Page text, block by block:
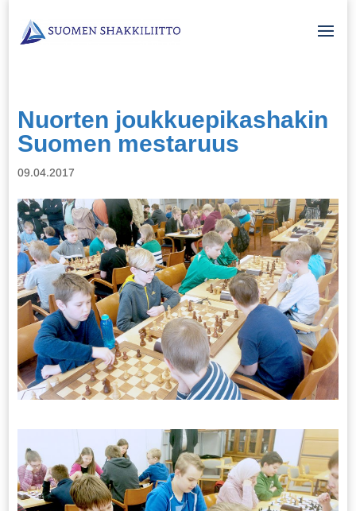
Nuorten joukkuepikashakin
Suomen mestaruus
09.04.2017